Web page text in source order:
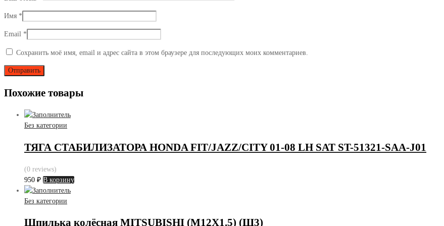
Имя *
Email *
Сохранить моё имя, email и адрес сайта в этом браузере для последующих моих комментариев.
Похожие товары
Без категории
ТЯГА СТАБИЛИЗАТОРА HONDA FIT/JAZZ/CITY 01-08 LH SAT ST-51321-SAA-J01
(0 reviews)
950 ₽ В корзину
Без категории
Шпилька колёсная MITSUBISHI (M12X1.5) (Ш3)